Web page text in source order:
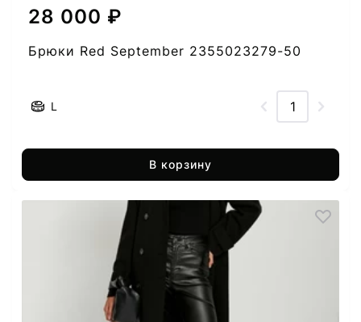
28 000 ₽
Брюки Red September 2355023279-50
L
В корзину